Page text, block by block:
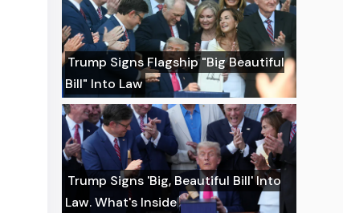
Trump Signs Flagship "Big Beautiful
Bill" Into Law
Trump Signs 'Big, Beautiful Bill' Into
Law. What's Inside